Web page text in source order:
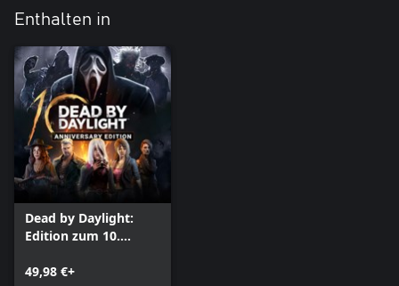
Enthalten in
Dead by Daylight:
Edition zum 10.
49,98 €+